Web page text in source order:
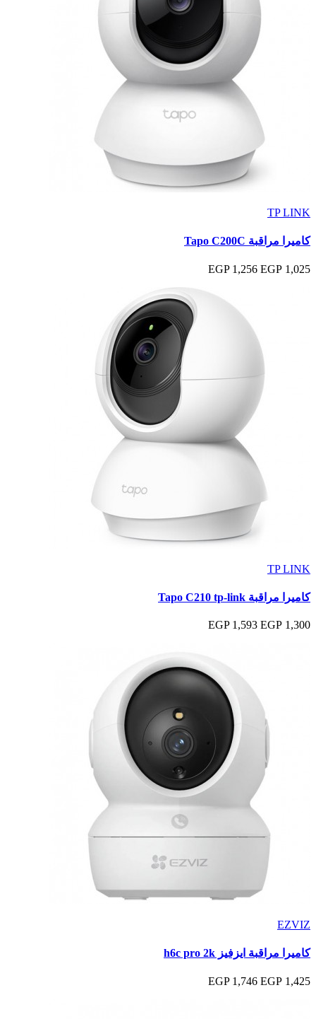
TP LINK
كاميرا مراقبة Tapo C200C
1,025 EGP
1,256 EGP
TP LINK
كاميرا مراقبة Tapo C210 tp-link
1,300 EGP
1,593 EGP
EZVIZ
كاميرا مراقبة ايزفيز h6c pro 2k
1,425 EGP
1,746 EGP